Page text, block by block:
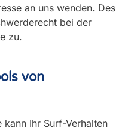
an uns wenden. Des
bei der
zu.
von
kann Ihr Surf-Verhalten